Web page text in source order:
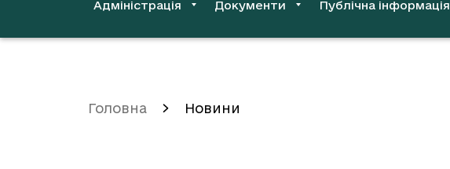
Адміністрація Документи Публічна інформація
Головна Новини